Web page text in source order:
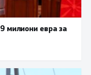
милиони евра за